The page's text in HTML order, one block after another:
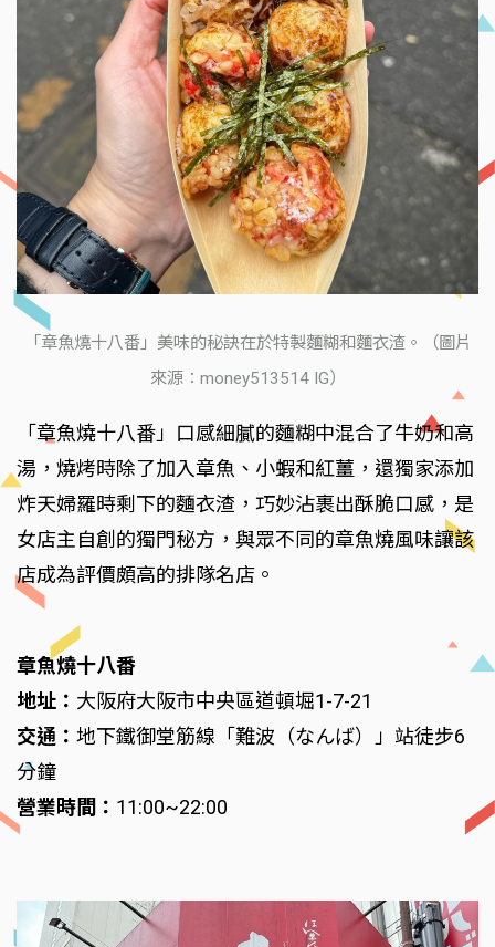
「章魚燒十八番」美味的秘訣在於特製麵糊和麵衣渣。（圖片
來源：money513514 IG）
「章魚燒十八番」口感細膩的麵糊中混合了牛奶和高
湯，燒烤時除了加入章魚、小蝦和紅薑，還獨家添加
炸天婦羅時剩下的麵衣渣，巧妙沾裹出酥脆口感，是
女店主自創的獨門秘方，與眾不同的章魚燒風味讓該
店成為評價頗高的排隊名店。
章魚燒十八番
地址： 大阪府大阪市中央區道頓堀1-7-21
交通： 地下鐵御堂筋線「難波（なんば）」站徒步6
分鐘
營業時間： 11:00~22:00